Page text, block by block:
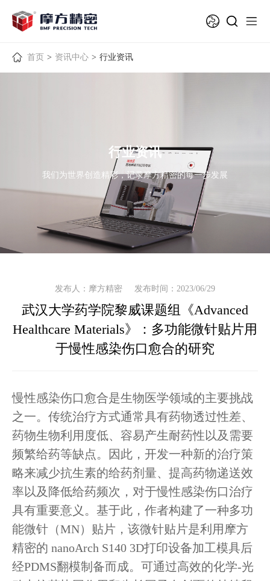
首页 > 资讯中心 > 行业资讯
行业资讯
我们为世界创造精彩，记录摩方精密的每一步发展
发布人：摩方精密 发布时间：2023/06/29
武汉大学药学院黎威课题组《Advanced
Healthcare Materials》：多功能微针贴片用
于慢性感染伤口愈合的研究
慢性感染伤口愈合是生物医学领域的主要挑战
之一。传统治疗方式通常具有药物透过性差、
药物生物利用度低、容易产生耐药性以及需要
频繁给药等缺点。因此，开发一种新的治疗策
略来减少抗生素的给药剂量、提高药物递送效
率以及降低给药频次，对于慢性感染伤口治疗
具有重要意义。基于此，作者构建了一种多功
能微针（MN）贴片，该微针贴片是利用摩方
精密的 nanoArch S140 3D打印设备加工模具后
经PDMS翻模制备而成。可通过高效的化学-光